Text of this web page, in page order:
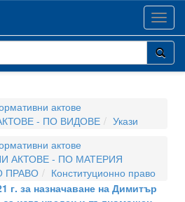
актове
- ПО ВИДОВЕ
Укази
актове
АКТОВЕ - ПО МАТЕРИЯ
ПРАВО
Конституционно право
г. за назначаване на Димитър